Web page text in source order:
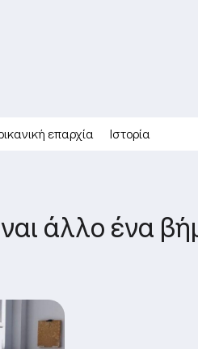
επαρχία Ιστορία
άλλο ένα